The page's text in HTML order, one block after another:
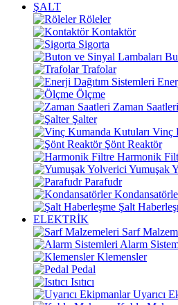
ŞALT
Röleler
Kontaktör
Sigorta
Trafolar
Ölçme
Zaman Saatleri
Şalter
Vinç
Şönt Reaktör
Harmonik
Yumuşak
Parafudr
Şalt
ELEKTRİK
Sarf
Alarm
Klemensler
Pedal
Isıtıcı
Uyarıcı